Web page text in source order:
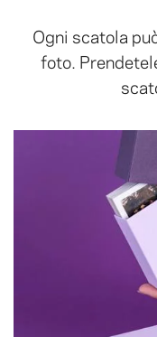
Ogni scatola
foto.